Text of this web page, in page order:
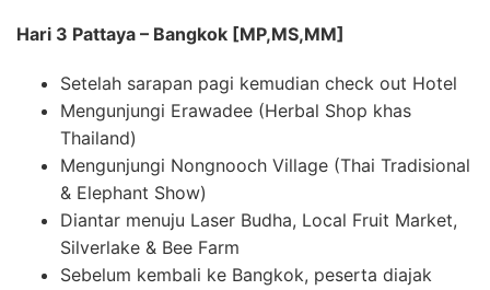
Hari 3 Pattaya – Bangkok [MP,MS,MM]
Setelah sarapan pagi kemudian check out Hotel
Mengunjungi Erawadee (Herbal Shop khas
Thailand)
Mengunjungi Nongnooch Village (Thai Tradisional
& Elephant Show)
Diantar menuju Laser Budha, Local Fruit Market,
Silverlake & Bee Farm
Sebelum kembali ke Bangkok, peserta diajak